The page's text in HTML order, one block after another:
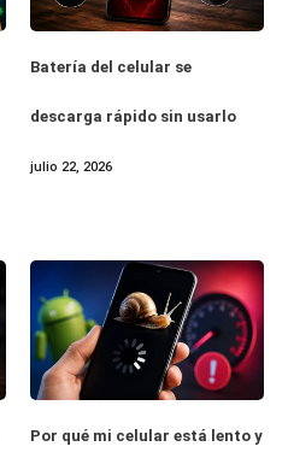
Batería del celular se
descarga rápido sin usarlo
julio 22, 2026
Por qué mi celular está lento y